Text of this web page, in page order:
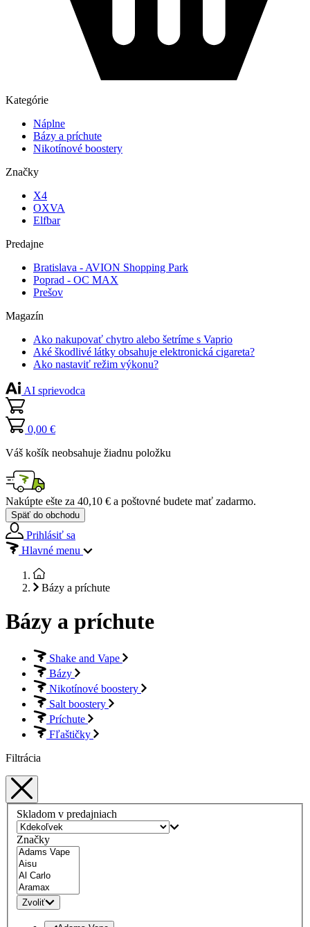
Kategórie
Náplne
Bázy a príchute
Nikotínové boostery
Značky
X4
OXVA
Elfbar
Predajne
Bratislava - AVION Shopping Park
Poprad - OC MAX
Prešov
Magazín
Ako nakupovať chytro alebo šetríme s Vaprio
Aké škodlivé látky obsahuje elektronická cigareta?
Ako nastaviť režim výkonu?
AI sprievodca
0,00 €
Váš košík neobsahuje žiadnu položku
Nakúpte ešte za 40,10 € a poštovné budete mať zadarmo.
Späť do obchodu
Prihlásiť sa
Hlavné menu
Bázy a príchute
Bázy a príchute
Shake and Vape
Bázy
Nikotínové boostery
Salt boostery
Príchute
Fľaštičky
Filtrácia
Skladom v predajniach
Značky
Zvoliť